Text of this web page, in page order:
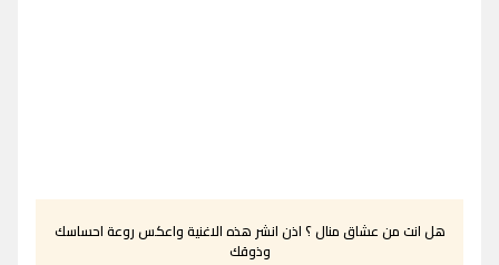
هل انت من عشاق منال ؟ اذن انشر هذه الاغنية واعكس روعة احساسك
وذوقك